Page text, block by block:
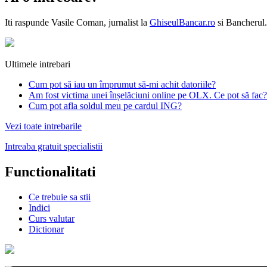
Iti raspunde Vasile Coman, jurnalist la GhiseulBancar.ro si
Ultimele intrebari
Cum pot să iau un împrumut să-mi achit datoriile?
Am fost victima unei înșelăciuni online pe OLX. Ce pot să fac?
Cum pot afla soldul meu pe cardul ING?
Vezi toate intrebarile
Intreaba gratuit specialistii
Functionalitati
Ce trebuie sa stii
Indici
Curs valutar
Dictionar